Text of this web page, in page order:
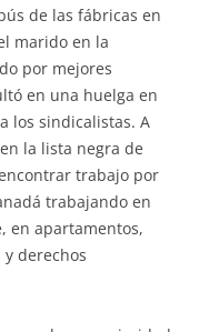
de las fábricas en
marido en la
por mejores
en una huelga en
los sindicalistas. A
la lista negra de
trabajo por
trabajando en
en apartamentos,
derechos